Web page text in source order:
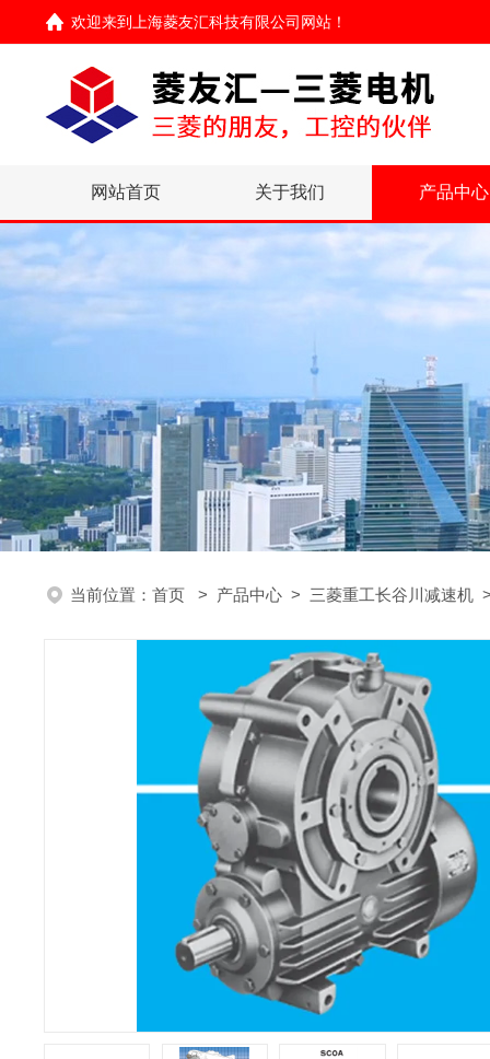
欢迎来到 上海菱友汇科技有限公司网站 ！
网站首页 关于我们 产品中心
当前位置： 首页 > 产品中心 > 三菱重工长谷川减速机